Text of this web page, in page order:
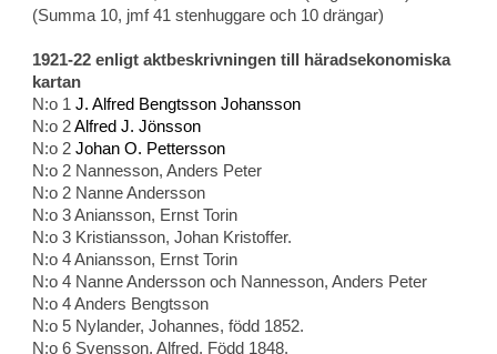
(Summa 10, jmf 41 stenhuggare och 10 drängar)
1921-22 enligt aktbeskrivningen till häradsekonomiska
kartan
N:o 1J. Alfred Bengtsson Johansson
N:o 2Alfred J. Jönsson
N:o 2Johan O. Pettersson
N:o 2 Nannesson, Anders Peter
N:o 2 Nanne Andersson
N:o 3 Aniansson, Ernst Torin
N:o 3 Kristiansson, Johan Kristoffer.
N:o 4 Aniansson, Ernst Torin
N:o 4 Nanne Andersson och Nannesson, Anders Peter
N:o 4 Anders Bengtsson
N:o 5 Nylander, Johannes, född 1852.
N:o 6 Svensson, Alfred. Född 1848.